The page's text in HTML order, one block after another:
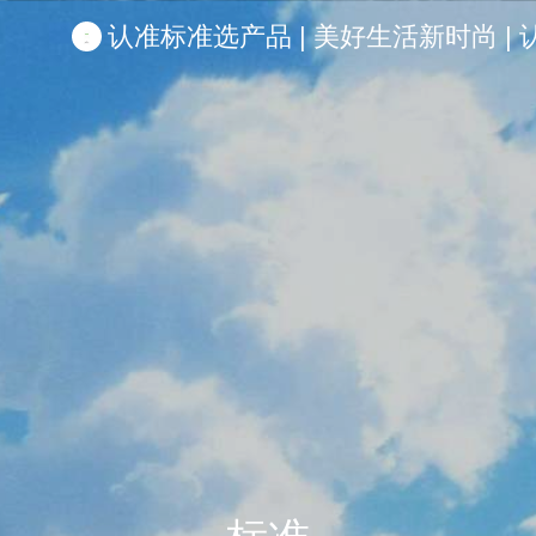
认准标准选产品 | 美好生活新时尚 |